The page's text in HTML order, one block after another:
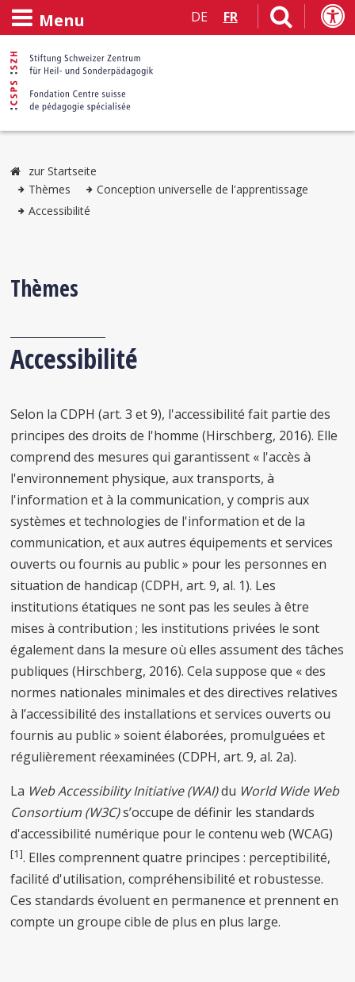
Menu DE FR
zur Startseite
Thèmes
Conception universelle de l'apprentissage
Accessibilité
Thèmes
Accessibilité
Selon la CDPH (art. 3 et 9), l'accessibilité fait partie des
principes des droits de l'homme (Hirschberg, 2016). Elle
comprend des mesures qui garantissent « l'accès à
l'environnement physique, aux transports, à
l'information et à la communication, y compris aux
systèmes et technologies de l'information et de la
communication, et aux autres équipements et services
ouverts ou fournis au public » pour les personnes en
situation de handicap (CDPH, art. 9, al. 1). Les
institutions étatiques ne sont pas les seules à être
mises à contribution ; les institutions privées le sont
également dans la mesure où elles assument des tâches
publiques (Hirschberg, 2016). Cela suppose que « des
normes nationales minimales et des directives relatives
à l’accessibilité des installations et services ouverts ou
fournis au public » soient élaborées, promulguées et
régulièrement réexaminées (CDPH, art. 9, al. 2a).
La Web Accessibility Initiative (WAI)du World Wide Web
Consortium (W3C)s’occupe de définir les standards
d'accessibilité numérique pour le contenu web (WCAG)
[1]. Elles comprennent quatre principes : perceptibilité,
facilité d'utilisation, compréhensibilité et robustesse.
Ces standards évoluent en permanence et prennent en
compte un groupe cible de plus en plus large.